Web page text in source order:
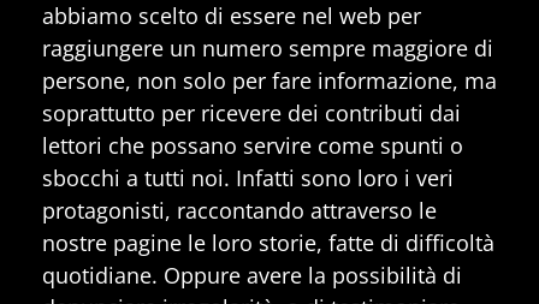
abbiamo scelto di essere nel web per
raggiungere un numero sempre maggiore di
persone, non solo per fare informazione, ma
soprattutto per ricevere dei contributi dai
lettori che possano servire come spunti o
sbocchi a tutti noi. Infatti sono loro i veri
protagonisti, raccontando attraverso le
nostre pagine le loro storie, fatte di difficoltà
quotidiane. Oppure avere la possibilità di